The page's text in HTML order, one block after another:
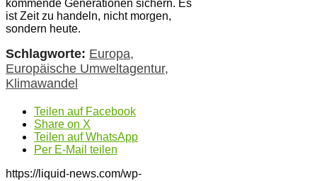
kommende Generationen sichern. Es
ist Zeit zu handeln, nicht morgen,
sondern heute.
Schlagworte: Europa,
Europäische Umweltagentur,
Klimawandel
Teilen auf Facebook
Share on X
Teilen auf WhatsApp
Per E-Mail teilen
https://liquid-news.com/wp-